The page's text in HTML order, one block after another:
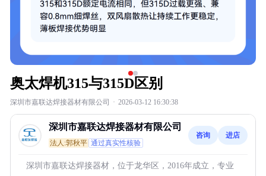
奥太焊机315与315D区别
深圳市嘉联达焊接器材有限公司 · 2026-03-12 16:30:38
深圳市嘉联达焊接器材有限公司
法人:郭秋平 通过真实性核验
咨询 进店
深圳市嘉联达焊接器材，位于龙华区，2016年成立，专业